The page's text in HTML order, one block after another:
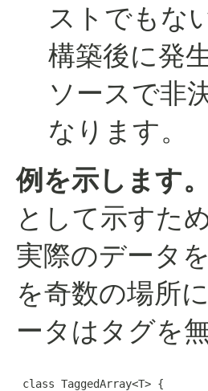
ストでもな
構築後に発
ソースで非
なります。
例を示します。
として示すた
実際のデータ
を奇数の場所
ータはタグを
class TaggedArray<T> {